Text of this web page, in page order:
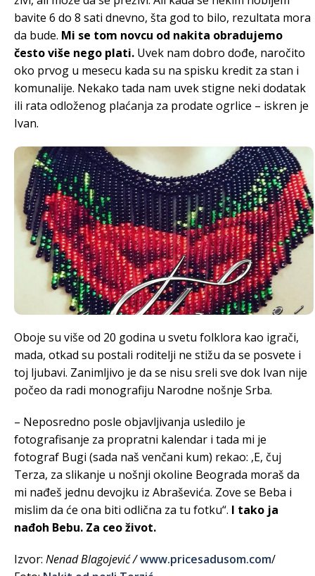
bavite 6 do 8 sati dnevno, šta god to bilo, rezultata mora
da bude. Mi se tom novcu od nakita obradujemo
često više nego plati. Uvek nam dobro dođe, naročito
oko prvog u mesecu kada su na spisku kredit za stan i
komunalije. Nekako tada nam uvek stigne neki dodatak
ili rata odloženog plaćanja za prodate ogrlice – iskren je
Ivan.
Oboje su više od 20 godina u svetu folklora kao igrači,
mada, otkad su postali roditelji ne stižu da se posvete i
toj ljubavi. Zanimljivo je da se nisu sreli sve dok Ivan nije
počeo da radi monografiju Narodne nošnje Srba.
– Neposredno posle objavljivanja usledilo je
fotografisanje za propratni kalendar i tada mi je
fotograf Bugi (sada naš venčani kum) rekao: ,E, čuj
Terza, za slikanje u nošnji okoline Beograda moraš da
mi nađeš jednu devojku iz Abraševića. Zove se Beba i
mislim da će ona biti odlična za tu fotku“. I tako ja
nađoh Bebu. Za ceo život.
Izvor: NenadBlagojević /www.pricesadusom.com/